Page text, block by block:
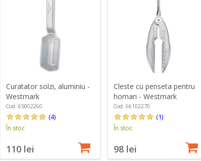
Curatator solzi, aluminiu -
Westmark
Cod: 65002260
(4)
În stoc
110 lei
Cleste cu penseta pentru
homari - Westmark
Cod: 66102270
(1)
În stoc
98 lei